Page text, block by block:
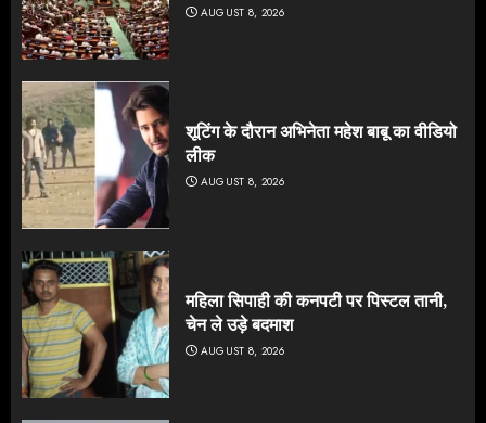
AUGUST 8, 2026
शूटिंग के दौरान अभिनेता महेश बाबू का वीडियो
लीक
AUGUST 8, 2026
महिला सिपाही की कनपटी पर पिस्टल तानी,
चेन ले उड़े बदमाश
AUGUST 8, 2026